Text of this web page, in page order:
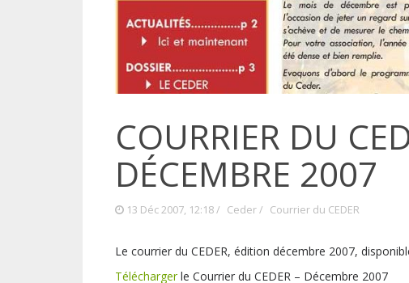
COURRIER DU
DÉCEMBRE 2007
13 Déc 2007, 12:18 / Ceder/ Courrier du CEDER
Le courrier du CEDER, édition décembre 2007,
Téléchargerle Courrier du CEDER – Décembre 2007